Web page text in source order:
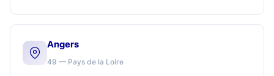
Angers
49 — Pays de la Loire